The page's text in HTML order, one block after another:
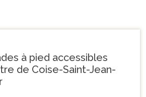
à pied accessibles
de Coise-Saint-Jean-